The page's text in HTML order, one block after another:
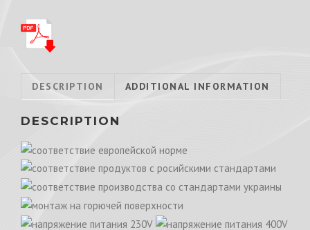
DESCRIPTION ADDITIONAL INFORMATION
DESCRIPTION